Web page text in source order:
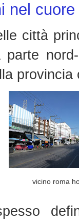
nel
città
provincia
vicino roma